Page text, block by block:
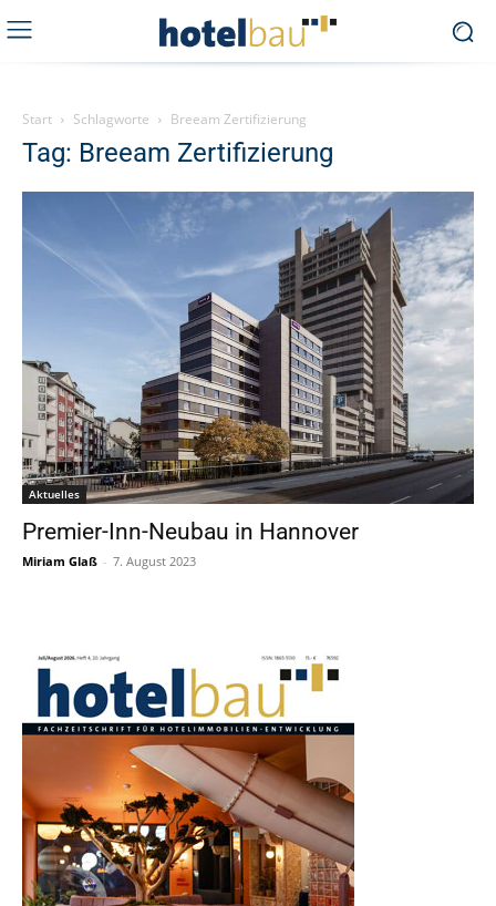
Start Schlagworte Breeam Zertifizierung
Tag: Breeam Zertifizierung
Aktuelles
Premier-Inn-Neubau in Hannover
Miriam Glaß - 7. August 2023